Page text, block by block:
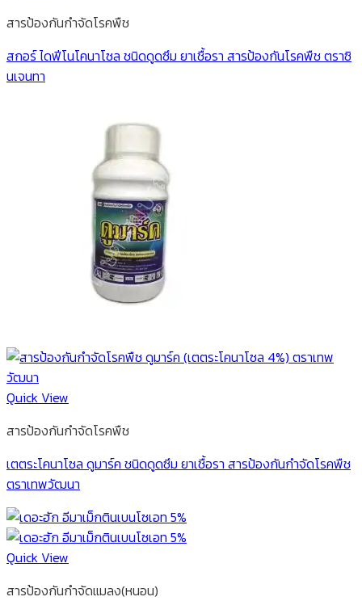
สารป้องกันกำจัดโรคพืช
สกอร์ ไดฟีโนโคนาโซล ชนิดดูดซึม ยาเชื้อรา สารป้องกันโรคพืช ตราซิ
นเจนทา
Quick View
สารป้องกันกำจัดโรคพืช
เตตระโคนาโซล ดูมาร์ค ชนิดดูดซึม ยาเชื้อรา สารป้องกันกำจัดโรคพืช
ตราเทพวัฒนา
Quick View
สารป้องกันกำจัดแมลง(หนอน)